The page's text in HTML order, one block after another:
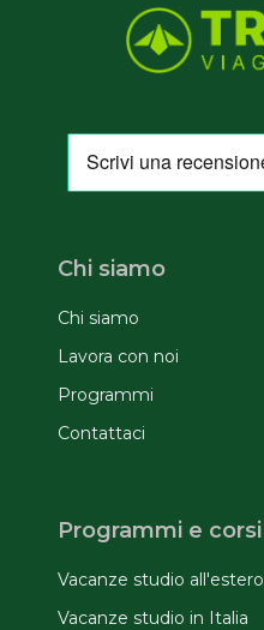
Chi siamo
Chi siamo
Lavora con noi
Programmi
Contattaci
Programmi e corsi
Vacanze studio all'estero
Vacanze studio in Italia